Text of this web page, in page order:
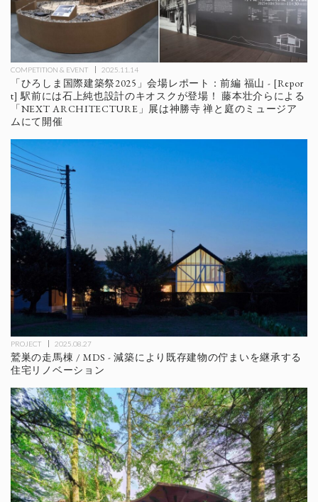
COMPETITION & EVENT 2025.11.14
「ひろしま国際建築祭2025」会場レポート：前編 福山 - [Repor
t] 駅前には石上純也設計のキオスクが登場！ 藤本壮介らによる
「NEXT ARCHITECTURE」展は神勝寺 禅と庭のミュージア
ムにて開催
PROJECT 2025.08.27
鷲巣の走馬棟 / MDS - 減築により既存建物の佇まいを継承する
住宅リノベーション